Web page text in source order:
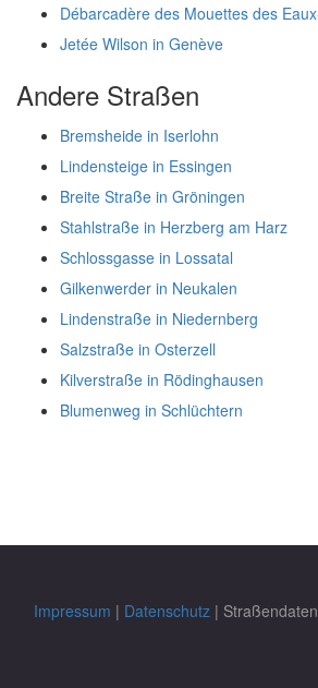
Débarcadère des Mouettes des
Jetée Wilson in Genève
Andere Straßen
Bremsheide in Iserlohn
Lindensteige in Essingen
Breite Straße in Gröningen
Stahlstraße in Herzberg am Harz
Schlossgasse in Lossatal
Gilkenwerder in Neukalen
Lindenstraße in Niedernberg
Salzstraße in Osterzell
Kilverstraße in Rödinghausen
Blumenweg in Schlüchtern
Impressum | Datenschutz|